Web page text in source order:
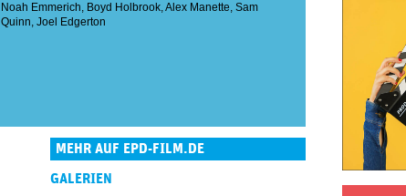
Noah Emmerich, Boyd Holbrook,Alex Manette, Sam
Quinn, Joel Edgerton
MEHR AUF EPD-FILM.DE
GALERIEN